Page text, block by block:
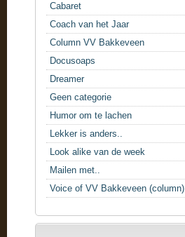
Cabaret
Coach van het Jaar
Column VV Bakkeveen
Docusoaps
Dreamer
Geen categorie
Humor om te lachen
Lekker is anders..
Look alike van de week
Mailen met..
Voice of VV Bakkeveen (column)